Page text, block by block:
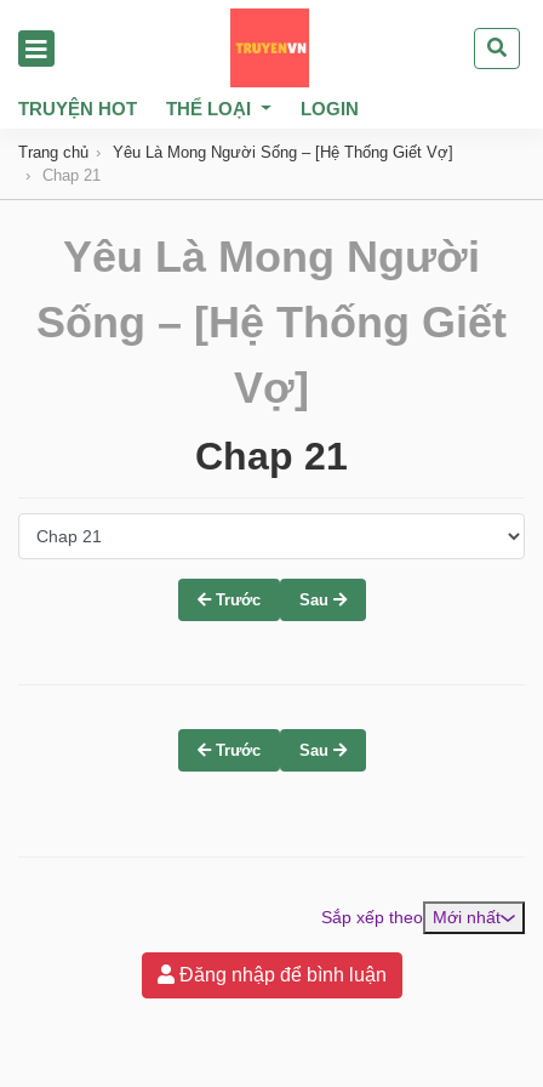
TRUYỆN HOT THỂ LOẠI LOGIN
Trang chủ
Yêu Là Mong Người Sống – [Hệ Thống Giết Vợ]
Chap 21
Yêu Là Mong Người
Sống – [Hệ Thống Giết
Vợ]
Chap 21
Trước Sau
Trước Sau
Sắp xếp theo Mới nhất
Đăng nhập để bình luận